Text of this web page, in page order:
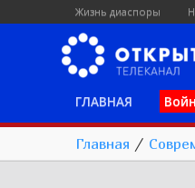
Жизнь диаспоры
ГЛАВНАЯ
Главная /